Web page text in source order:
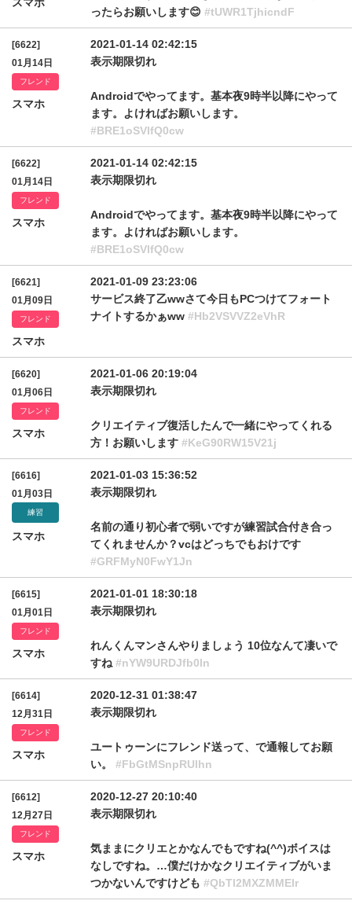
ったらお願いします😊 #tUWR1TjhicndF
[6622]
01月14日
フレンド
スマホ
2021-01-14 02:42:15
表示期限切れ
Androidでやってます。基本夜9時半以降にやって
ます。よければお願いします。
#BRE1oSVlfQ0cw
[6622]
01月14日
フレンド
スマホ
2021-01-14 02:42:15
表示期限切れ
Androidでやってます。基本夜9時半以降にやって
ます。よければお願いします。
#BRE1oSVlfQ0cw
[6621]
01月09日
フレンド
スマホ
2021-01-09 23:23:06
サービス終了乙wwさて今日もPCつけてフォート
ナイトするかぁww #Hb2VSVVZ2eVhR
[6620]
01月06日
フレンド
スマホ
2021-01-06 20:19:04
表示期限切れ
クリエイティブ復活したんで一緒にやってくれる
方！お願いします #KeG90RW15V21j
[6616]
01月03日
練習
スマホ
2021-01-03 15:36:52
表示期限切れ
名前の通り初心者で弱いですが練習試合付き合っ
てくれませんか？vcはどっちでもおけです
#GRFMyN0FwY1Jn
[6615]
01月01日
フレンド
スマホ
2021-01-01 18:30:18
表示期限切れ
れんくんマンさんやりましょう 10位なんて凄いで
すね #nYW9URDJfb0ln
[6614]
12月31日
フレンド
スマホ
2020-12-31 01:38:47
表示期限切れ
ユートゥーンにフレンド送って、で通報してお願
い。 #FbGtMSnpRUlhn
[6612]
12月27日
フレンド
スマホ
2020-12-27 20:10:40
表示期限切れ
気ままにクリエとかなんでもですね(^^)ボイスは
なしですね。…僕だけかなクリエイティブがいま
つかないんですけども #QbTl2MXZMMElr